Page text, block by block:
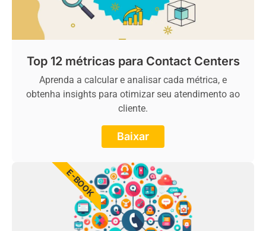
Top 12 métricas para Contact Centers
Aprenda a calcular e analisar cada métrica, e
obtenha insights para otimizar seu atendimento ao
cliente.
Baixar
E-BOOK